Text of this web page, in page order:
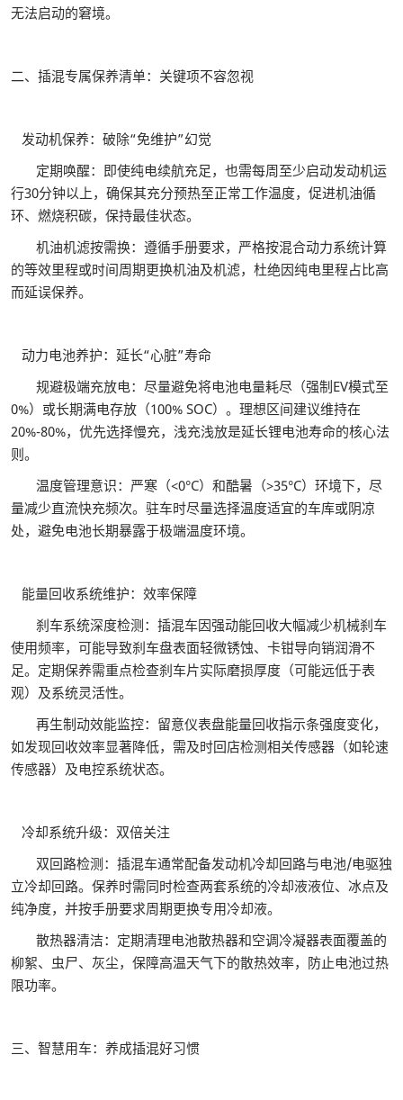
无法启动的窘境。
二、插混专属保养清单：关键项不容忽视
发动机保养：破除“免维护”幻觉
定期唤醒：即使纯电续航充足，也需每周至少启动发动机运
行30分钟以上，确保其充分预热至正常工作温度，促进机油循
环、燃烧积碳，保持最佳状态。
机油机滤按需换：遵循手册要求，严格按混合动力系统计算
的等效里程或时间周期更换机油及机滤，杜绝因纯电里程占比高
而延误保养。
动力电池养护：延长“心脏”寿命
规避极端充放电：尽量避免将电池电量耗尽（强制EV模式至
0%）或长期满电存放（100% SOC）。理想区间建议维持在
20%-80%，优先选择慢充，浅充浅放是延长锂电池寿命的核心法
则。
温度管理意识：严寒（<0°C）和酷暑（>35°C）环境下，尽
量减少直流快充频次。驻车时尽量选择温度适宜的车库或阴凉
处，避免电池长期暴露于极端温度环境。
能量回收系统维护：效率保障
刹车系统深度检测：插混车因强动能回收大幅减少机械刹车
使用频率，可能导致刹车盘表面轻微锈蚀、卡钳导向销润滑不
足。定期保养需重点检查刹车片实际磨损厚度（可能远低于表
观）及系统灵活性。
再生制动效能监控：留意仪表盘能量回收指示条强度变化，
如发现回收效率显著降低，需及时回店检测相关传感器（如轮速
传感器）及电控系统状态。
冷却系统升级：双倍关注
双回路检测：插混车通常配备发动机冷却回路与电池/电驱独
立冷却回路。保养时需同时检查两套系统的冷却液液位、冰点及
纯净度，并按手册要求周期更换专用冷却液。
散热器清洁：定期清理电池散热器和空调冷凝器表面覆盖的
柳絮、虫尸、灰尘，保障高温天气下的散热效率，防止电池过热
限功率。
三、智慧用车：养成插混好习惯